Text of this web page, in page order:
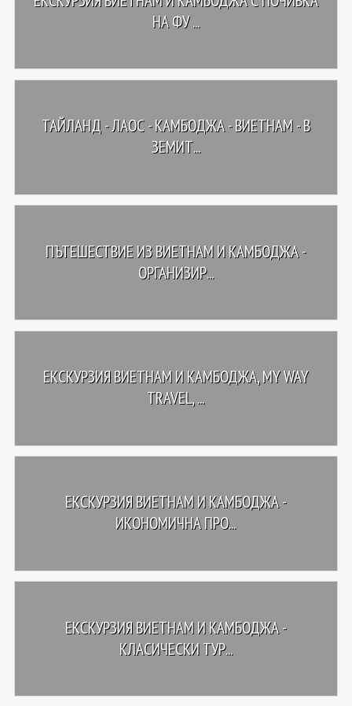
НА ФУ ...
ТАЙЛАНД - ЛАОС - КАМБОДЖА - ВИЕТНАМ - В
ЗЕМИТ...
ПЪТЕШЕСТВИЕ ИЗ ВИЕТНАМ И КАМБОДЖА -
ОРГАНИЗИР...
ЕКСКУРЗИЯ ВИЕТНАМ И КАМБОДЖА, MY WAY
TRAVEL, ...
ЕКСКУРЗИЯ ВИЕТНАМ И КАМБОДЖА -
ИКОНОМИЧНА ПРО...
ЕКСКУРЗИЯ ВИЕТНАМ И КАМБОДЖА -
КЛАСИЧЕСКИ ТУР...